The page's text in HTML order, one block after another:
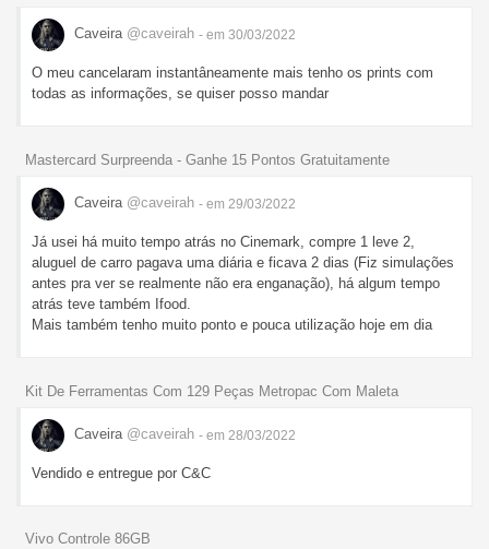
Caveira @caveirah - em 30/03/2022
O meu cancelaram instantâneamente mais tenho os prints com
todas as informações, se quiser posso mandar
Mastercard Surpreenda - Ganhe 15 Pontos Gratuitamente
Caveira @caveirah - em 29/03/2022
Já usei há muito tempo atrás no Cinemark, compre 1 leve 2,
aluguel de carro pagava uma diária e ficava 2 dias (Fiz simulações
antes pra ver se realmente não era enganação), há algum tempo
atrás teve também Ifood.
Mais também tenho muito ponto e pouca utilização hoje em dia
Kit De Ferramentas Com 129 Peças Metropac Com Maleta
Caveira @caveirah - em 28/03/2022
Vendido e entregue por C&C
Vivo Controle 86GB